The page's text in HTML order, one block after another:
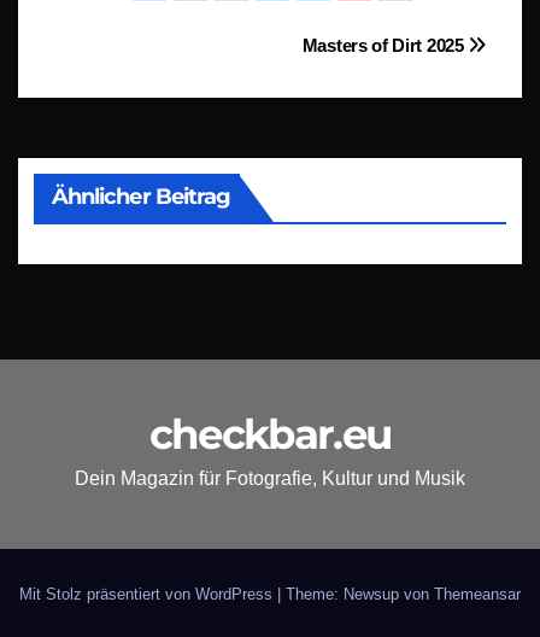
Beitragsnavigation
Masters of Dirt 2025
Ähnlicher Beitrag
checkbar.eu
Dein Magazin für Fotografie, Kultur und Musik
Mit Stolz präsentiert von WordPress | Theme: Newsup von Themeansar